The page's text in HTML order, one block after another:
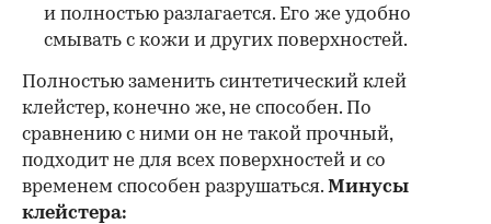
и полностью разлагается. Его же удобно
смывать с кожи и других поверхностей.
Полностью заменить синтетический клей
клейстер, конечно же, не способен. По
сравнению с ними он не такой прочный,
подходит не для всех поверхностей и со
временем способен разрушаться. Минусы
клейстера: